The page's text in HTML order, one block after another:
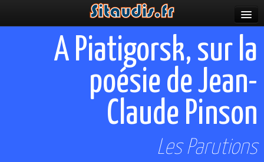
A Piatigorsk, sur la
poésie de Jean-
Claude Pinson
Les Parutions